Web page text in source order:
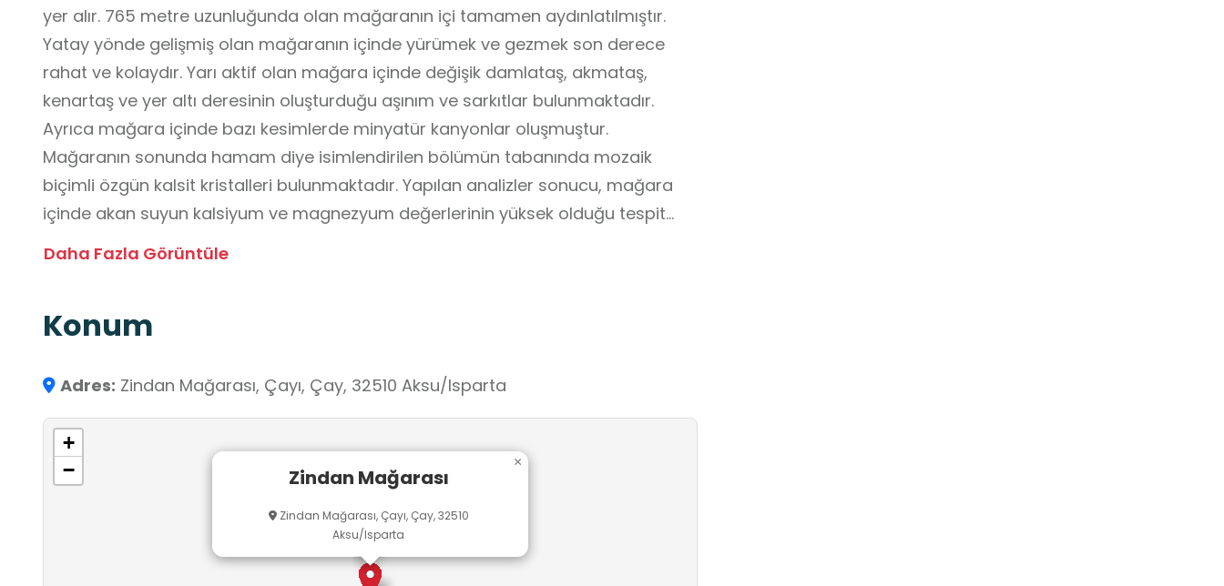
yer alır. 765 metre uzunluğunda olan mağaranın içi tamamen aydınlatılmıştır.
Yatay yönde gelişmiş olan mağaranın içinde yürümek ve gezmek son derece
rahat ve kolaydır. Yarı aktif olan mağara içinde değişik damlataş, akmataş,
kenartaş ve yer altı deresinin oluşturduğu aşınım ve sarkıtlar bulunmaktadır.
Ayrıca mağara içinde bazı kesimlerde minyatür kanyonlar oluşmuştur.
Mağaranın sonunda hamam diye isimlendirilen bölümün tabanında mozaik
biçimli özgün kalsit kristalleri bulunmaktadır. Yapılan analizler sonucu, mağara
içinde akan suyun kalsiyum ve magnezyum değerlerinin yüksek olduğu tespit
erkek motifleri olan mozaikler bulunmaktadır.
Daha Fazla Görüntüle
Konum
Adres: Zindan Mağarası, Çayı, Çay, 32510 Aksu/Isparta
Zindan Mağarası
Zindan Mağarası, Çayı, Çay, 32510
Aksu/Isparta
×
+
−